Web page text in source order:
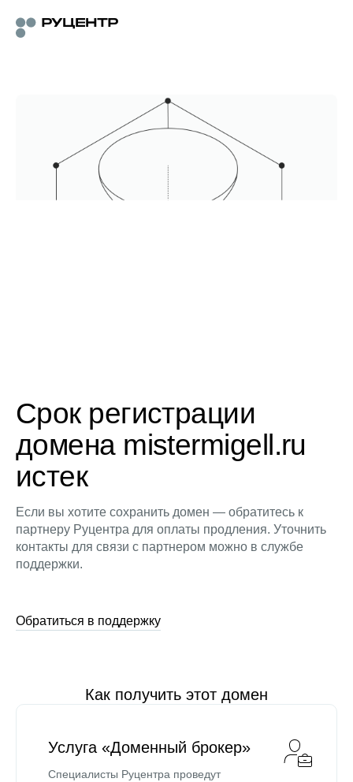
Срок регистрации
домена mistermigell.ru
истек
Если вы хотите сохранить домен — обратитесь к
партнеру Руцентра для оплаты продления. Уточнить
контакты для связи с партнером можно в службе
поддержки.
Обратиться в поддержку
Как получить этот домен
Услуга «Доменный брокер»
Специалисты Руцентра проведут